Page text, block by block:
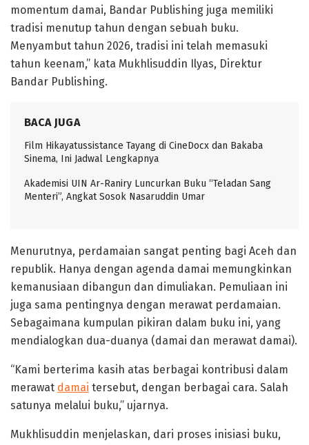
momentum damai, Bandar Publishing juga memiliki
tradisi menutup tahun dengan sebuah buku.
Menyambut tahun 2026, tradisi ini telah memasuki
tahun keenam,” kata Mukhlisuddin Ilyas, Direktur
Bandar Publishing.
BACA JUGA
Film Hikayatussistance Tayang di CineDocx dan Bakaba
Sinema, Ini Jadwal Lengkapnya
Akademisi UIN Ar-Raniry Luncurkan Buku “Teladan Sang
Menteri”, Angkat Sosok Nasaruddin Umar
Menurutnya, perdamaian sangat penting bagi Aceh dan
republik. Hanya dengan agenda damai memungkinkan
kemanusiaan dibangun dan dimuliakan. Pemuliaan ini
juga sama pentingnya dengan merawat perdamaian.
Sebagaimana kumpulan pikiran dalam buku ini, yang
mendialogkan dua-duanya (damai dan merawat damai).
“Kami berterima kasih atas berbagai kontribusi dalam
merawat damai tersebut, dengan berbagai cara. Salah
satunya melalui buku,” ujarnya.
Mukhlisuddin menjelaskan, dari proses inisiasi buku,